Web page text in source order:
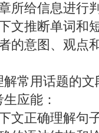
所给信息进行
文推断单词和
的意图、观点
常用话题的
应能：
文正确理解句